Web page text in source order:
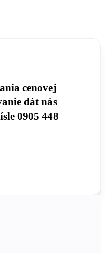
cenovej
dát nás
0905 448